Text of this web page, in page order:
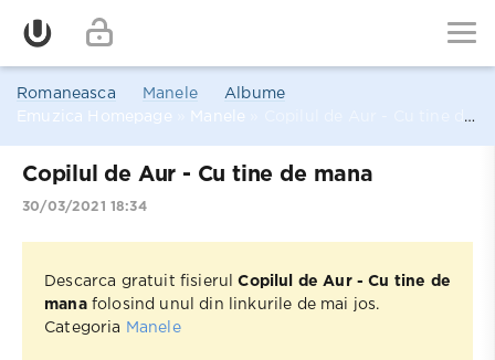
Romaneasca Manele
Albume
Emuzica Homepage
Manele
Copilul de Aur - Cu tine de mana
30/03/2021 18:34
Descarca gratuit fisierulCopilul de Aur - Cu tine de
manafolosind unul din linkurile de mai jos.
Categoria
Manele